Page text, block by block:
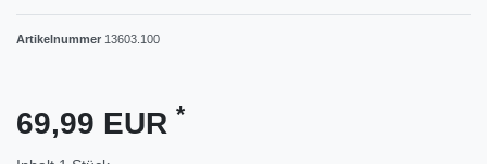
Artikelnummer 13603.100
69,99 EUR *